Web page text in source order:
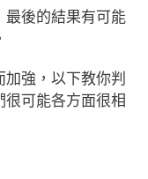
最後的結果有可能
強，以下教你判
很可能各方面很相